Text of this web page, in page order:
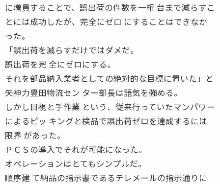
に増員することで、誤出荷の件数を一桁 台まで減らすこ
とには成功したが、完全にゼロ にすることはできなか
った。
「誤出荷を減らすだけではダメだ。
誤出荷を完 全にゼロにする。
それを部品納入業者としての絶対的な目標に置いた」と
矢神力豊田物流セン ター部長は語気を強める。
しかし目視と手作業 という、従来行っていたマンパワー
によるピッ キングと検品で誤出荷ゼロを達成するには
限界 があった。
ＰＣＳの導入でそれが可能になった。
オペレーションはとてもシンプルだ。
順序建 て納品の指示書であるテレメールの指示通りに